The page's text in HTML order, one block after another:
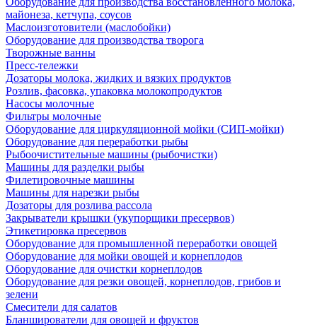
майонеза, кетчупа, соусов
Маслоизготовители (маслобойки)
Оборудование для производства творога
Творожные ванны
Пресс-тележки
Дозаторы молока, жидких и вязких продуктов
Розлив, фасовка, упаковка молокопродуктов
Насосы молочные
Фильтры молочные
Оборудование для циркуляционной мойки (СИП-мойки)
Оборудование для переработки рыбы
Рыбоочистительные машины (рыбочистки)
Машины для разделки рыбы
Филетировочные машины
Машины для нарезки рыбы
Дозаторы для розлива рассола
Закрыватели крышки (укупорщики пресервов)
Этикетировка пресервов
Оборудование для промышленной переработки овощей
Оборудование для мойки овощей и корнеплодов
Оборудование для очистки корнеплодов
Оборудование для резки овощей, корнеплодов, грибов и
зелени
Смесители для салатов
Бланширователи для овощей и фруктов